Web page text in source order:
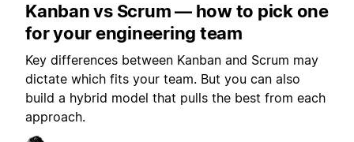
Kanban vs Scrum — how to pick one
for your engineering team
Key differences between Kanban and Scrum may
dictate which fits your team. But you can also
build a hybrid model that pulls the best from each
approach.